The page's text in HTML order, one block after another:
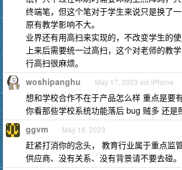
终端笔，但这个笔对于学生来说只是换了
原有教学影响不大。
业界还有用高扫来实现的，不改变学生的
上来后需要统一过高扫，这个对老师的教
行高扫很麻烦。
woshipanghu May 17, 2023 via iPhone
想和学校合作不在于产品怎么样 重点是要
你看那些学校系统功能落后 bug 贼多 还是
ggvm May 18, 2023
赶紧打消你的念头， 教育行业属于重点监
供应商、没有关系、没有背景请不要去碰。